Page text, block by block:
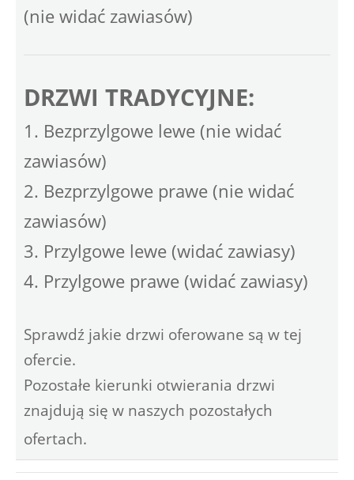
(nie widać zawiasów)
DRZWI TRADYCYJNE:
1. Bezprzylgowe lewe (nie widać
zawiasów)
2. Bezprzylgowe prawe (nie widać
zawiasów)
3. Przylgowe lewe (widać zawiasy)
4. Przylgowe prawe (widać zawiasy)
Sprawdź jakie drzwi oferowane są w tej
ofercie.
Pozostałe kierunki otwierania drzwi
znajdują się w naszych pozostałych
ofertach.